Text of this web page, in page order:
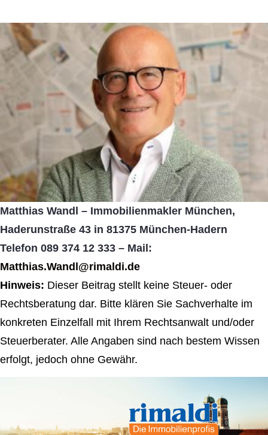
Matthias Wandl – Immobilienmakler München,
Haderunstraße 43 in 81375 München-Hadern
Telefon 089 374 12 333 – Mail:
Matthias.Wandl@rimaldi.de
Hinweis: Dieser Beitrag stellt keine Steuer- oder
Rechtsberatung dar. Bitte klären Sie Sachverhalte im
konkreten Einzelfall mit Ihrem Rechtsanwalt und/oder
Steuerberater. Alle Angaben sind nach bestem Wissen
erfolgt, jedoch ohne Gewähr.